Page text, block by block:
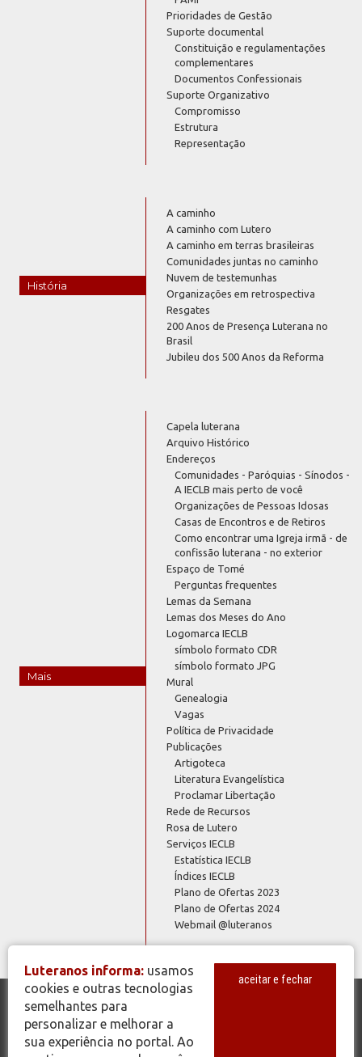
Prioridades de Gestão
Suporte documental
Constituição e regulamentações
complementares
Documentos Confessionais
Suporte Organizativo
Compromisso
Estrutura
Representação
História
A caminho
A caminho com Lutero
A caminho em terras brasileiras
Comunidades juntas no caminho
Nuvem de testemunhas
Organizações em retrospectiva
Resgates
200 Anos de Presença Luterana no
Brasil
Jubileu dos 500 Anos da Reforma
Mais
Capela luterana
Arquivo Histórico
Endereços
Comunidades - Paróquias - Sínodos -
A IECLB mais perto de você
Organizações de Pessoas Idosas
Casas de Encontros e de Retiros
Como encontrar uma Igreja irmã - de
confissão luterana - no exterior
Espaço de Tomé
Perguntas frequentes
Lemas da Semana
Lemas dos Meses do Ano
Logomarca IECLB
símbolo formato CDR
símbolo formato JPG
Mural
Genealogia
Vagas
Política de Privacidade
Publicações
Artigoteca
Literatura Evangelística
Proclamar Libertação
Rede de Recursos
Rosa de Lutero
Serviços IECLB
Estatística IECLB
Índices IECLB
Plano de Ofertas 2023
Plano de Ofertas 2024
Webmail @luteranos
© Copyright 2026 - Todos os Direitos Reservados - IECLB - Igreja
Evangélica de Confissão Luterana no Brasil - Portal Luteranos -
www.luteranos.com.br
Luteranos informa: usamos
cookies e outras tecnologias
semelhantes para
personalizar e melhorar a
sua experiência no portal. Ao
aceitar e fechar